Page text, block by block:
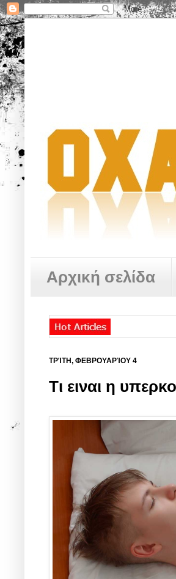
Αρχική σελίδα
ΤΡΊΤΗ, ΦΕΒΡΟΥΑΡΊΟΥ 4
Τι ειναι η